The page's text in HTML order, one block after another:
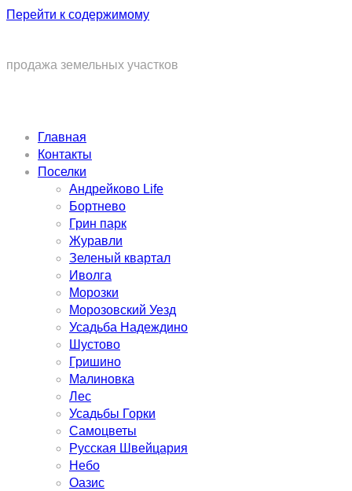
Перейти к содержимому
продажа земельных участков
Главная
Контакты
Поселки
Андрейково Life
Бортнево
Грин парк
Журавли
Зеленый квартал
Иволга
Морозки
Морозовский Уезд
Усадьба Надеждино
Шустово
Гришино
Малиновка
Лес
Усадьбы Горки
Самоцветы
Русская Швейцария
Небо
Оазис